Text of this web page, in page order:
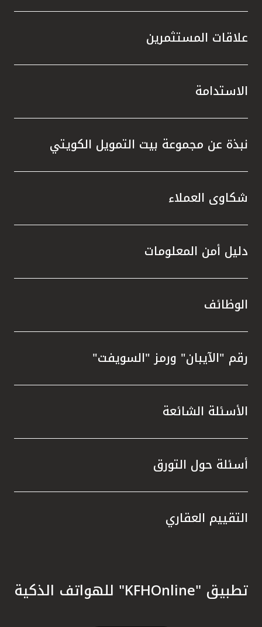
علاقات المستثمرين
الاستدامة
نبذة عن مجموعة بيت التمويل الكويتي
شكاوى العملاء
دليل أمن المعلومات
الوظائف
رقم "الآيبان" ورمز "السويفت"
الأسئلة الشائعة
أسئلة حول التورق
التقييم العقاري
تطبيق "KFHOnline" للهواتف الذكية